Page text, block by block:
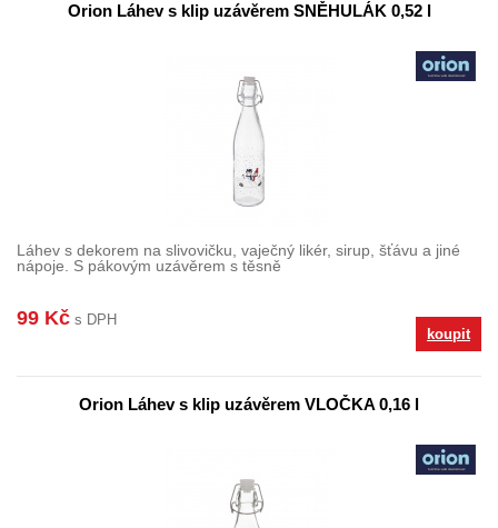
Orion Láhev s klip uzávěrem SNĚHULÁK 0,52 l
Láhev s dekorem na slivovičku, vaječný likér, sirup, šťávu a jiné
nápoje. S pákovým uzávěrem s těsně
99 Kč s DPH
koupit
Orion Láhev s klip uzávěrem VLOČKA 0,16 l